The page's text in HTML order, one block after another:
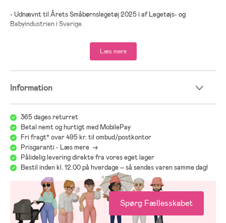
- Udnævnt til Årets Småbørnslegetøj 2025 i af Legetøjs- og
Babyindustrien i Sverige.
Læs mere
Information
365 dages returret
Betal nemt og hurtigt med MobilePay
Fri fragt* over 495 kr. til ombud/postkontor
Prisgaranti - Læs mere ->
Pålidelig levering direkte fra vores eget lager
Bestil inden kl. 12.00 på hverdage – så sendes varen samme dag!
Spørg Fællesskabet